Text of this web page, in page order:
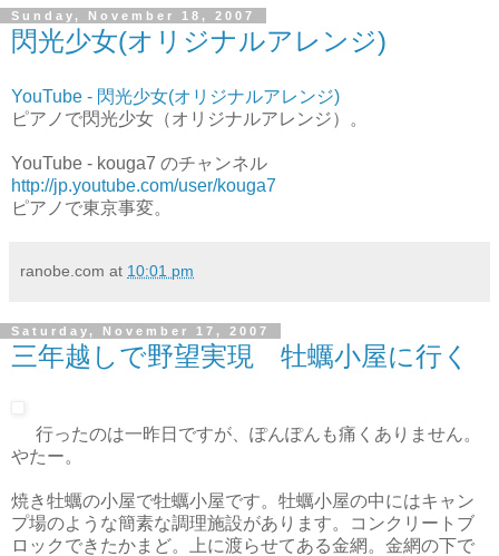
Sunday, November 18, 2007
閃光少女(オリジナルアレンジ)
YouTube - 閃光少女(オリジナルアレンジ)
ピアノで閃光少女（オリジナルアレンジ）。
YouTube - kouga7 のチャンネル
http://jp.youtube.com/user/kouga7
ピアノで東京事変。
ranobe.com at 10:01 pm
Saturday, November 17, 2007
三年越しで野望実現 牡蠣小屋に行く
行ったのは一昨日ですが、ぽんぽんも痛くありません。
やたー。
焼き牡蠣の小屋で牡蠣小屋です。牡蠣小屋の中にはキャン
プ場のような簡素な調理施設があります。コンクリートブ
ロックできたかまど。上に渡らせてある金網。金網の下で